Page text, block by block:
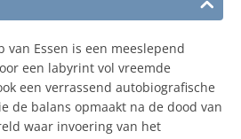
van Essen is een meeslepend
een labyrint vol vreemde
een verrassend autobiografische
de balans opmaakt na de dood van
waar invoering van het